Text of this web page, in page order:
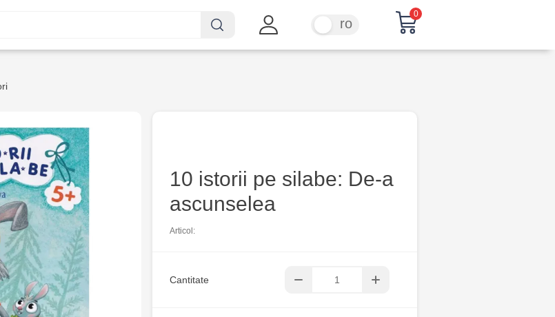
ro
0
10 istorii pe silabe: De-a
ascunselea
Articol:
Cantitate